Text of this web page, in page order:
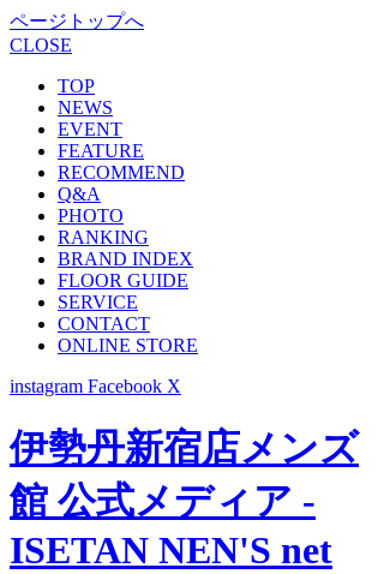
ページトップへ
CLOSE
TOP
NEWS
EVENT
FEATURE
RECOMMEND
Q&A
PHOTO
RANKING
BRAND INDEX
FLOOR GUIDE
SERVICE
CONTACT
ONLINE STORE
instagram Facebook X
伊勢丹新宿店メンズ
館 公式メディア -
ISETAN NEN'S net